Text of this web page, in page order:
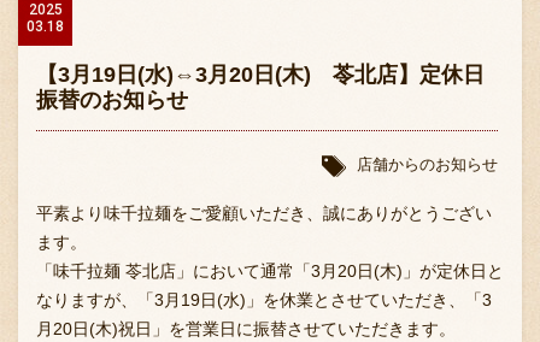
店舗案内
味千の取り組み
お問い合わせ
2025
03.18
【3月19日(水)⇔3月20日(木) 苓北店】定休日
振替のお知らせ
店舗からのお知らせ
平素より味千拉麺をご愛顧いただき、誠にありがとうござい
ます。
「味千拉麺 苓北店」において通常「3月20日(木)」が定休日と
なりますが、「3月19日(水)」を休業とさせていただき、「3
月20日(木)祝日」を営業日に振替させていただきます。